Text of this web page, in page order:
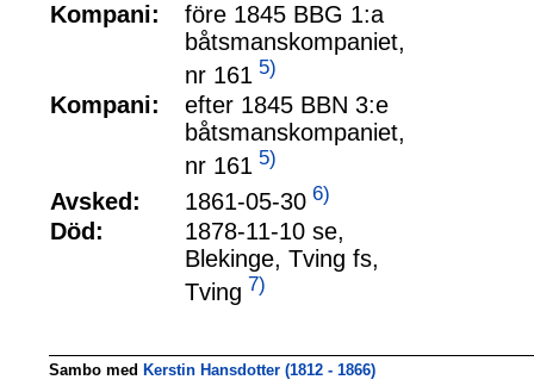
Kompani:
före 1845 BBG 1:a
båtsmanskompaniet,
nr 161 5)
Kompani:
efter 1845 BBN 3:e
båtsmanskompaniet,
nr 161 5)
Avsked: 1861-05-30 6)
Död:
1878-11-10 se,
Blekinge, Tving fs,
Tving 7)
Sambo med Kerstin Hansdotter (1812 - 1866)